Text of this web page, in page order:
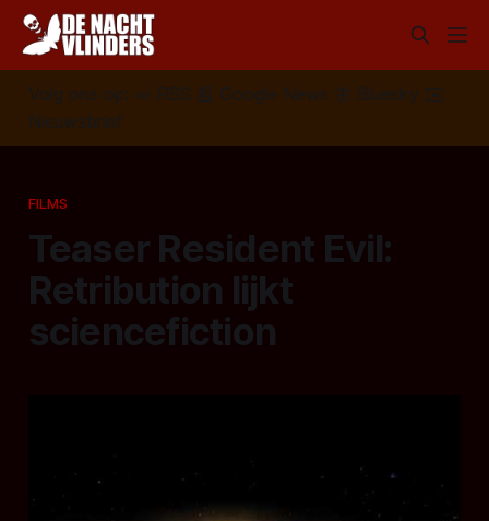
Volg ons op: 📣 RSS 📰 Google News 🦋 Bluesky
✉️
Nieuwsbrief
FILMS
Teaser Resident Evil:
Retribution lijkt
sciencefiction